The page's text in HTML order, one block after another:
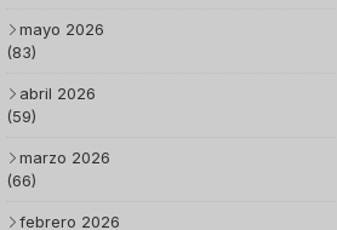
mayo 2026
(83)
abril 2026
(59)
marzo 2026
(66)
febrero 2026